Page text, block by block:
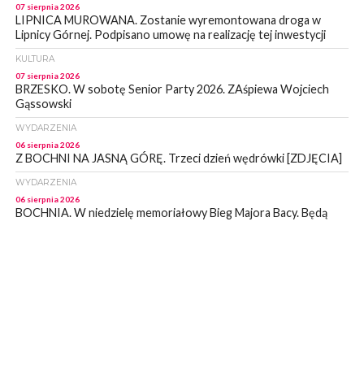
07 sierpnia 2026
LIPNICA MUROWANA. Zostanie wyremontowana droga w
Lipnicy Górnej. Podpisano umowę na realizację tej inwestycji
KULTURA
07 sierpnia 2026
BRZESKO. W sobotę Senior Party 2026. ZAśpiewa Wojciech
Gąssowski
WYDARZENIA
06 sierpnia 2026
Z BOCHNI NA JASNĄ GÓRĘ. Trzeci dzień wędrówki [ZDJĘCIA]
WYDARZENIA
06 sierpnia 2026
BOCHNIA. W niedzielę memoriałowy Bieg Majora Bacy. Będą